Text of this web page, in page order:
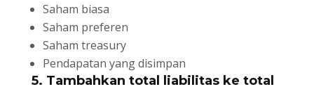
Saham biasa
Saham preferen
Saham treasury
Pendapatan yang disimpan
5. Tambahkan total liabilitas ke total